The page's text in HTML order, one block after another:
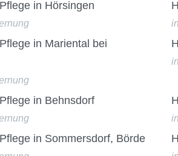
in Hörsingen
in Mariental bei
in Behnsdorf
in Sommersdorf, Börde